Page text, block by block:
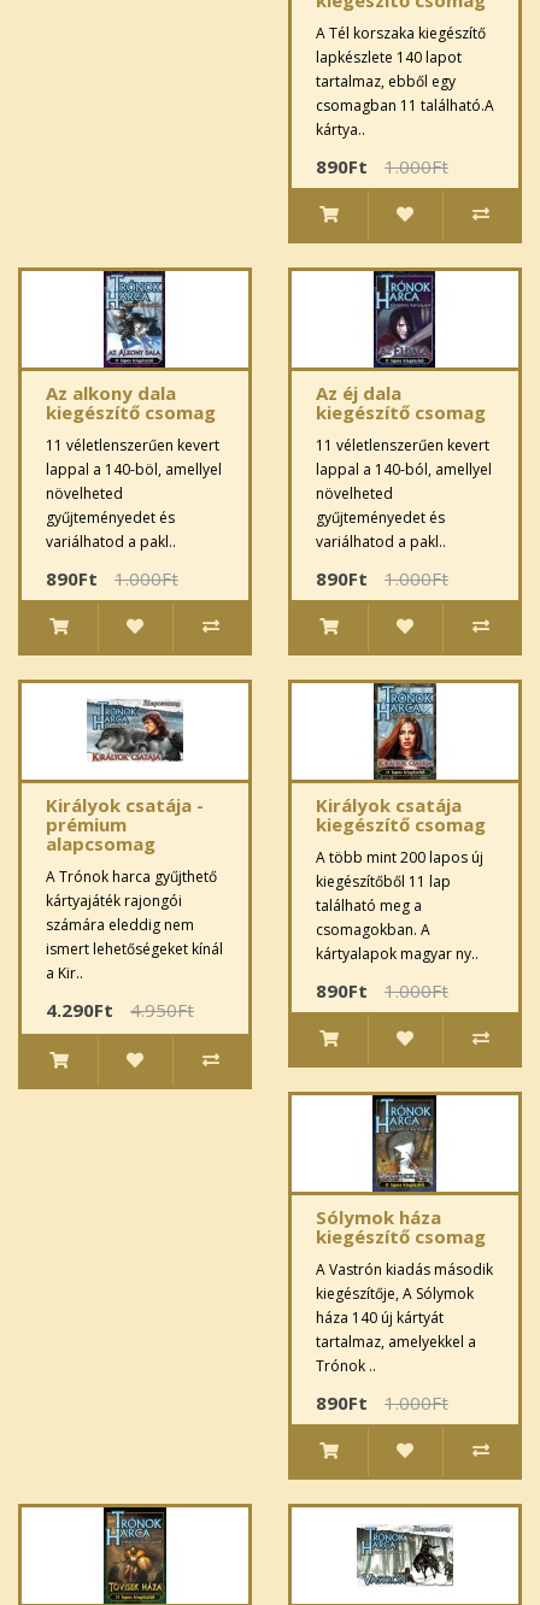
A Tél korszaka kiegészítő
lapkészlete 140 lapot
tartalmaz, ebből egy
csomagban 11 található.A
kártya..
890Ft 1.000Ft
Az alkony dala
kiegészítő csomag
11 véletlenszerűen kevert
lappal a 140-böl, amellyel
növelheted
gyűjteményedet és
variálhatod a pakl..
890Ft 1.000Ft
Az éj dala
kiegészítő csomag
11 véletlenszerűen kevert
lappal a 140-ból, amellyel
növelheted
gyűjteményedet és
variálhatod a pakl..
890Ft 1.000Ft
Királyok csatája -
prémium
alapcsomag
A Trónok harca gyűjthető
kártyajáték rajongói
számára eleddig nem
ismert lehetőségeket kínál
a Kir..
4.290Ft 4.950Ft
Királyok csatája
kiegészítő csomag
A több mint 200 lapos új
kiegészítőből 11 lap
található meg a
csomagokban. A
kártyalapok magyar ny..
890Ft 1.000Ft
Sólymok háza
kiegészítő csomag
A Vastrón kiadás második
kiegészítője, A Sólymok
háza 140 új kártyát
tartalmaz, amelyekkel a
Trónok ..
890Ft 1.000Ft